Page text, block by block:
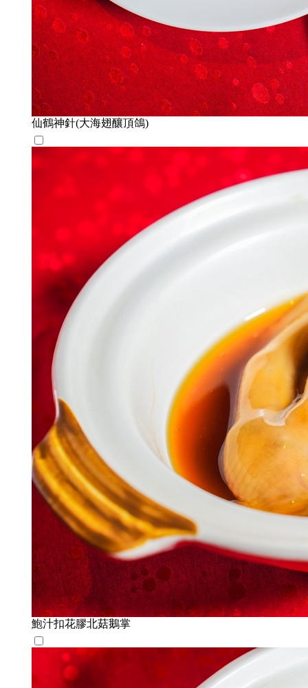
仙鶴神針(大海翅釀頂鴿)
鮑汁扣花膠北菇鵝掌